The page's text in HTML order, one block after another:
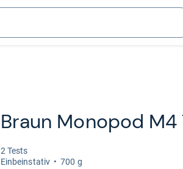
Braun Mono­pod M4
2 Tests
Ein­bein­sta­tiv
700 g